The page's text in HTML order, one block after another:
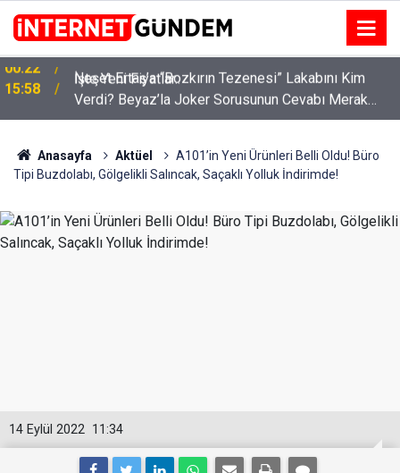
15:58
Neşet Ertaş’a “Bozkırın Tezenesi” Lakabını Kim
Verdi? Beyaz’la Joker Sorusunun Cevabı Merak
Edildi
Anasayfa Aktüel
A101’in Yeni Ürünleri Belli Oldu! Büro
Tipi Buzdolabı, Gölgelikli Salıncak, Saçaklı Yolluk İndirimde!
11:34
14 Eylül 2022